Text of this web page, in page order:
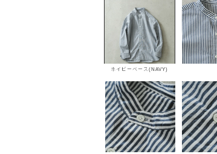
ネイビーベース(NAVY)